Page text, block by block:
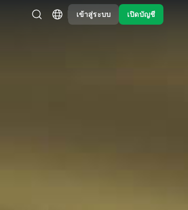
เข้าสู่ระบบ เปิดบัญชี